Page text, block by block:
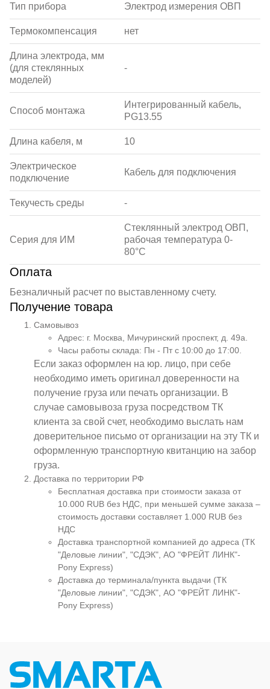
Тип прибора
Электрод измерения ОВП
Термокомпенсация нет
Длина электрода, мм
(для стеклянных
моделей)
-
Способ монтажа
Интегрированный кабель,
PG13.55
Длина кабеля, м 10
Электрическое
подключение
Кабель для подключения
Текучесть среды -
Серия для ИМ
Стеклянный электрод ОВП,
рабочая температура 0-
80°С
Оплата
Безналичный расчет по выставленному счету.
Получение товара
Самовывоз
Адрес: г. Москва, Мичуринский проспект, д. 49а.
Часы работы склада: Пн - Пт с 10:00 до 17:00.
Если заказ оформлен на юр. лицо, при себе
необходимо иметь оригинал доверенности на
получение груза или печать организации. В
случае самовывоза груза посредством ТК
клиента за свой счет, необходимо выслать нам
доверительное письмо от организации на эту ТК и
оформленную транспортную квитанцию на забор
груза.
Доставка по территории РФ
Бесплатная доставка при стоимости заказа от
10.000 RUB без НДС, при меньшей сумме заказа –
стоимость доставки составляет 1.000 RUB без
НДС
Доставка транспортной компанией до адреса (ТК
"Деловые линии", "СДЭК", АО "ФРЕЙТ ЛИНК"-
Pony Express)
Доставка до терминала/пункта выдачи (ТК
"Деловые линии", "СДЭК", АО "ФРЕЙТ ЛИНК"-
Pony Express)